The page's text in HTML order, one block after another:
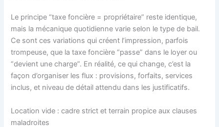
Le principe “taxe foncière = propriétaire” reste identique,
mais la mécanique quotidienne varie selon le type de bail.
Ce sont ces variations qui créent l’impression, parfois
trompeuse, que la taxe foncière “passe” dans le loyer ou
“devient une charge”. En réalité, ce qui change, c’est la
façon d’organiser les flux : provisions, forfaits, services
inclus, et niveau de détail attendu dans les justificatifs.
Location vide : cadre strict et terrain propice aux clauses
maladroites